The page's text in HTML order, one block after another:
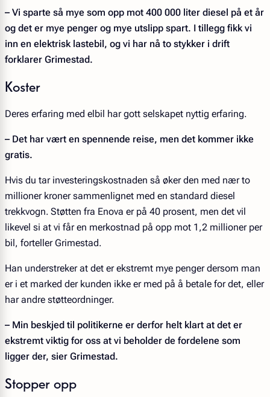
– Vi sparte så mye som opp mot 400 000 liter diesel på et år
og det er mye penger og mye utslipp spart. I tillegg fikk vi
inn en elektrisk lastebil, og vi har nå to stykker i drift
forklarer Grimestad.
Koster
Deres erfaring med elbil har gott selskapet nyttig erfaring.
– Det har vært en spennende reise, men det kommer ikke
gratis.
Hvis du tar investeringskostnaden så øker den med nær to
millioner kroner sammenlignet med en standard diesel
trekkvogn. Støtten fra Enova er på 40 prosent, men det vil
likevel si at vi får en merkostnad på opp mot 1,2 millioner per
bil, forteller Grimestad.
Han understreker at det er ekstremt mye penger dersom man
er i et marked der kunden ikke er med på å betale for det, eller
har andre støtteordninger.
– Min beskjed til politikerne er derfor helt klart at det er
ekstremt viktig for oss at vi beholder de fordelene som
ligger der, sier Grimestad.
Stopper opp